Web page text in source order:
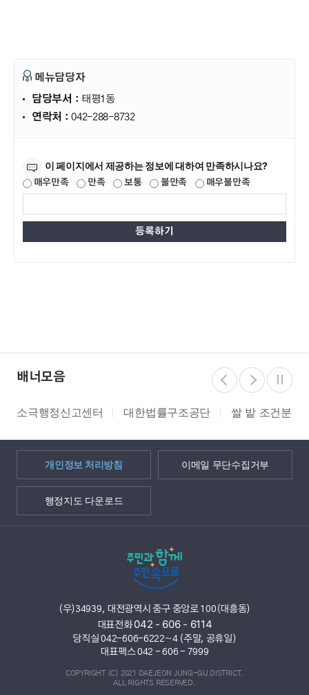
메뉴담당자
담당부서 : 태평1동
연락처 :042-288-8732
이 페이지에서 제공하는 정보에 대하여 만족하시나요?
매우만족 만족 보통 불만족 매우불만족
배너모음
소극행정신고센터 대한법률구조공단 쌀 밭 조건분리
개인정보 처리방침 이메일 무단수집거부
행정지도 다운로드
(우)34939, 대전광역시 중구 중앙로 100(대흥동)
대표전화042 - 606 - 6114
당직실 042-606-6222~4 (주말, 공휴일)
대표팩스 042 - 606 - 7999
COPYRIGHT (C) 2021 DAEJEON JUNG-GU DISTRICT.
ALL RIGHTS RESERVED.